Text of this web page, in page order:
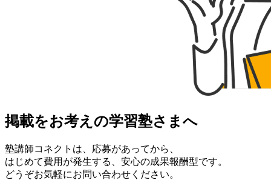
掲載をお考えの学習塾さまへ
塾講師コネクトは、応募があってから、
はじめて費用が発生する、安心の成果報酬型です。
どうぞお気軽にお問い合わせください。